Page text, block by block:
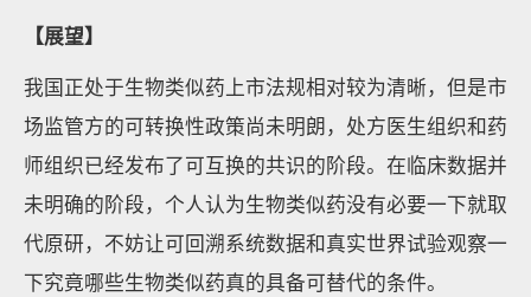
【展望】
我国正处于生物类似药上市法规相对较为清晰，但是市
场监管方的可转换性政策尚未明朗，处方医生组织和药
师组织已经发布了可互换的共识的阶段。在临床数据并
未明确的阶段，个人认为生物类似药没有必要一下就取
代原研，不妨让可回溯系统数据和真实世界试验观察一
下究竟哪些生物类似药真的具备可替代的条件。